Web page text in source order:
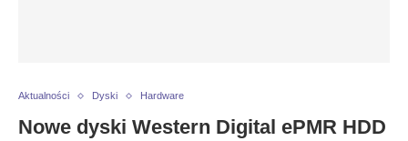
Aktualności Dyski Hardware
Nowe dyski Western Digital ePMR HDD